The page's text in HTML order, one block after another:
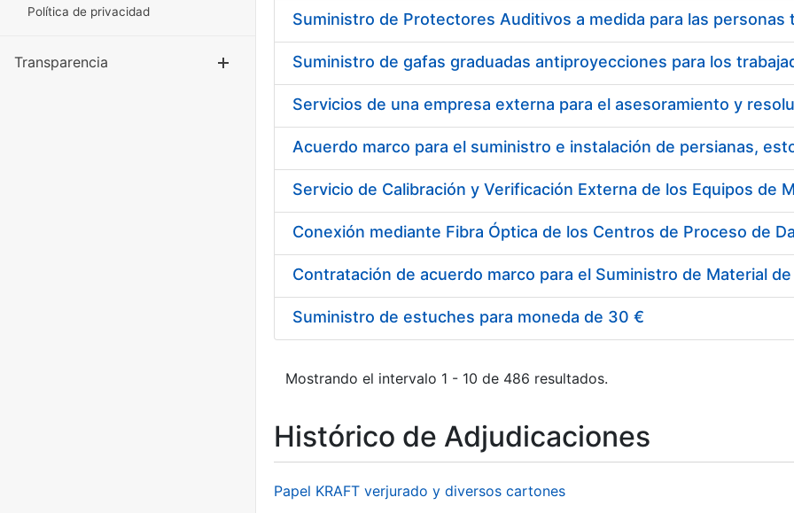
Política de privacidad
Transparencia Mostrar/Ocultar
Acuerdo marco para el suministro e instalación de persianas,
Suministro de estuches para moneda de 30 €
Mostrando el intervalo 1 - 10 de 486 resultados.
Histórico de Adjudicaciones
Papel KRAFT verjurado y diversos cartones